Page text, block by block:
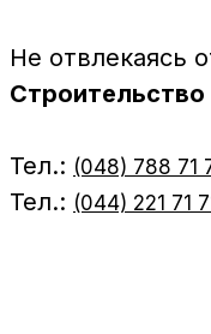
Не отвлекаясь
Тел.: (048) 788 71
Тел.: (044) 221 71